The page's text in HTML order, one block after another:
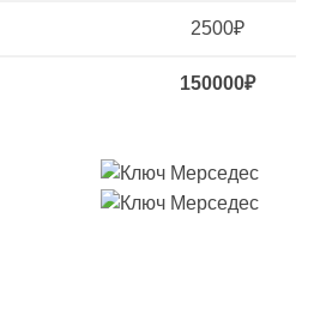
2500₽
150000₽